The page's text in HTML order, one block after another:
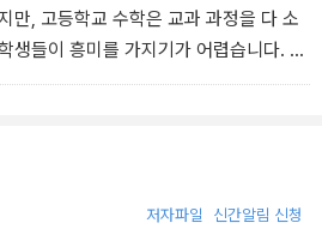
만, 고등학교 수학은 교과 과정을 다 소
생들이 흥미를 가지기가 어렵습니다. 그
왜 이 교과 과정을 배워야 하는지에 대
저자파일 신간알림 신청